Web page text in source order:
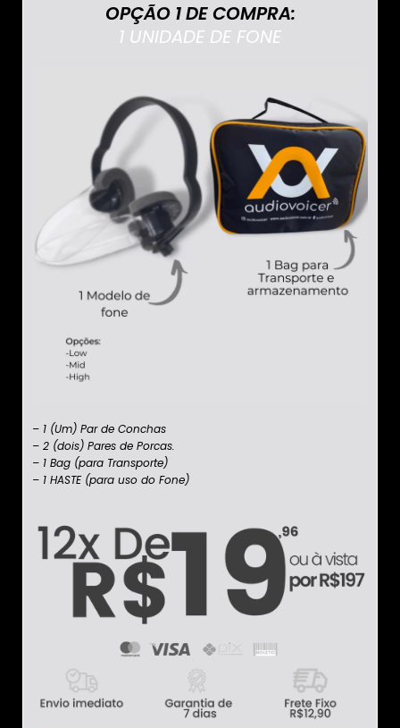
OPÇÃO 1 DE COMPRA:
1 UNIDADE DE FONE
– 1 (Um) Par de Conchas
– 2 (dois) Pares de Porcas.
– 1 Bag (para Transporte)
– 1 HASTE (para uso do Fone)